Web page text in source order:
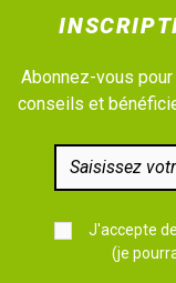
Abonnez-vous
conseils et
J'accepte
(je